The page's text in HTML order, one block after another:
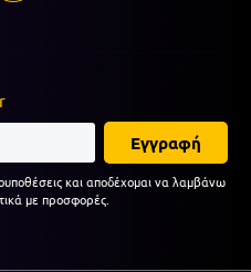
Εγγραφή
και αποδέχομαι να λαμβάνω
με προσφορές.